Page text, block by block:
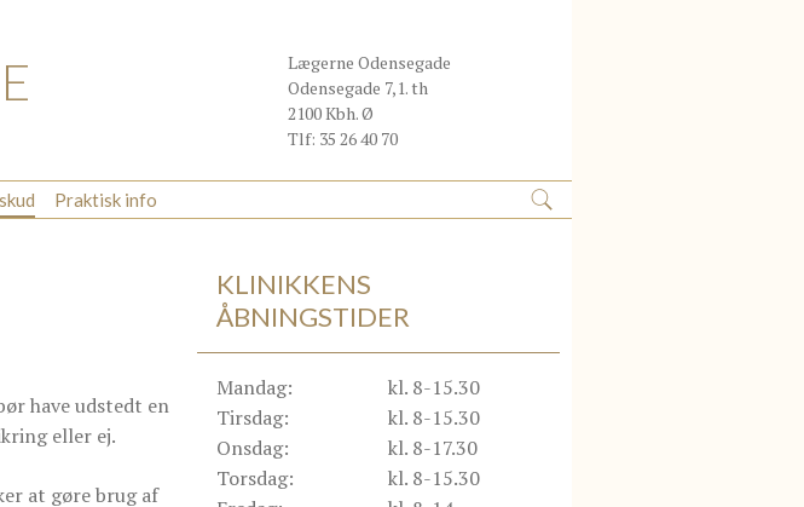
Lægerne Odensegade
Odensegade 7,1. th
2100 Kbh. Ø
Tlf: 35 26 40 70
Praktisk info
have udstedt en
eller ej.
at gøre brug af
KLINIKKENS
ÅBNINGSTIDER
Mandag:
Tirsdag:
Onsdag:
Torsdag:
kl. 8-15.30
kl. 8-15.30
kl. 8-17.30
kl. 8-15.30